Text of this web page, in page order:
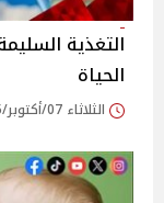
التغذية
الحياة
الثلاثاء 07/أكتوبر/2025 - 05:15 م